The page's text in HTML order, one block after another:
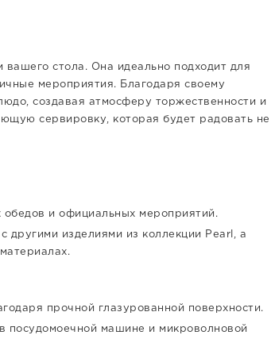
стола. Она идеально подходит для
мероприятия. Благодаря своему
создавая атмосферу торжественности и
сервировку, которая будет радовать не
обедов и официальных мероприятий.
другими изделиями из коллекции Pearl, а
прочной глазурованной поверхности.
посудомоечной машине и микроволновой